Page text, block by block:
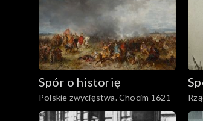
Spór o historię
Polskie zwycięstwa. Chocim 1621